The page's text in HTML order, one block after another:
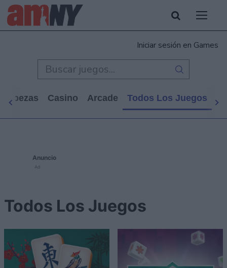
Iniciar sesión en Games
Casino Arcade Todos Los Juegos
Anuncio
Ad
Todos Los Juegos